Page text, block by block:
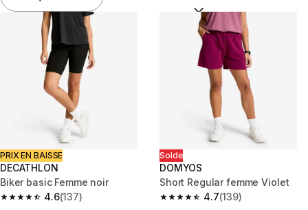
PRIX EN BAISSE
DECATHLON
Biker basic Femme noir
4.6
4.6 out of 5 stars from 137 reviews
(137)
Solde
DOMYOS
Short Regular femme Violet
4.7
4.7 out of 5 stars from 139
(139)